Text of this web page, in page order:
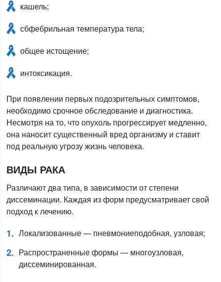
кашель;
сбфебрильная температура тела;
общее истощение;
интоксикация.
При появлении первых подозрительных симптомов,
необходимо срочное обследование и диагностика.
Несмотря на то, что опухоль прогрессирует медленно,
она наносит существенный вред организму и ставит
под реальную угрозу жизнь человека.
ВИДЫ РАКА
Различают два типа, в зависимости от степени
диссеминации. Каждая из форм предусматривает свой
подход к лечению.
Локализованные — пневмониеподобная, узловая;
Распространенные формы — многоузловая,
диссеминированная.